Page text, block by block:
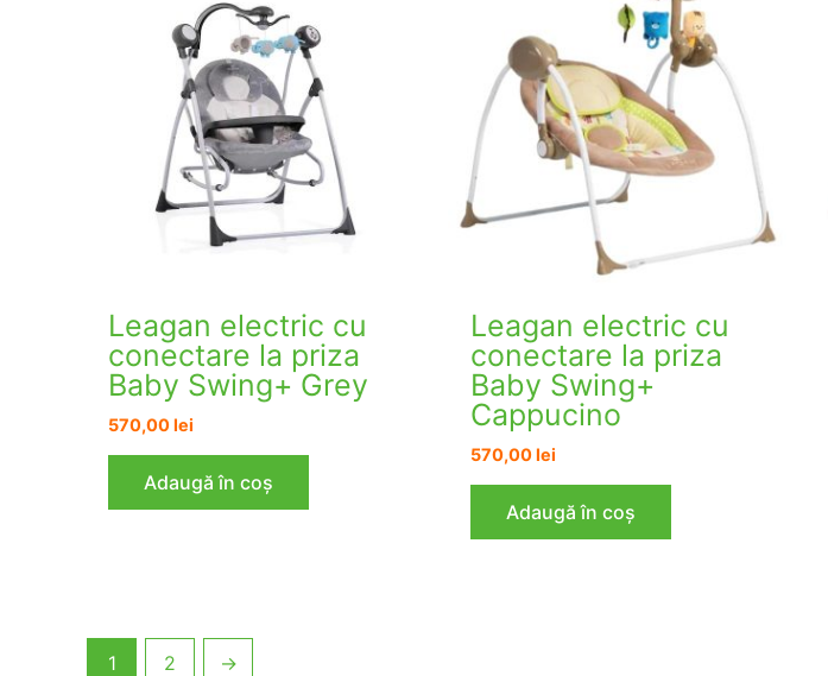
Leagan electric cu
conectare la priza
Baby Swing+ Grey
570,00 lei
Adaugă în coș
Leagan electric cu
conectare la priza
Baby Swing+
Cappucino
570,00 lei
Adaugă în coș
1 2 →